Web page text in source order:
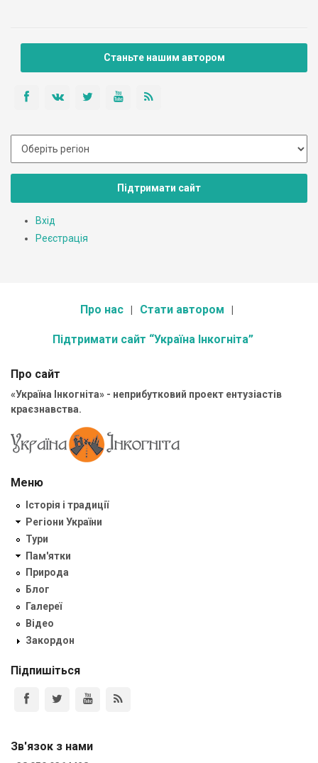
Станьте нашим автором
Підтримати сайт
Вхід
Реєстрація
Про нас Стати автором
Підтримати сайт “Україна Інкогніта”
Про сайт
«Україна Інкогніта» - неприбутковий проект ентузіастів
краєзнавства.
Меню
Історія і традиції
Регіони України
Тури
Пам'ятки
Природа
Блог
Галереї
Відео
Закордон
Підпишіться
Зв'язок з нами